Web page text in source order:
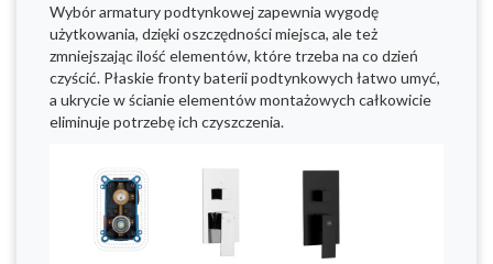
Wybór armatury podtynkowej zapewnia wygodę
użytkowania, dzięki oszczędności miejsca, ale też
zmniejszając ilość elementów, które trzeba na co dzień
czyścić. Płaskie fronty baterii podtynkowych łatwo umyć,
a ukrycie w ścianie elementów montażowych całkowicie
eliminuje potrzebę ich czyszczenia.